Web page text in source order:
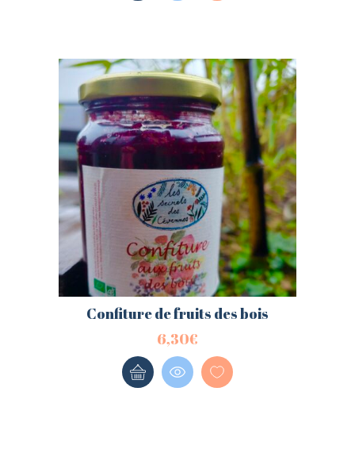
Confiture de fruits des bois
6,30€